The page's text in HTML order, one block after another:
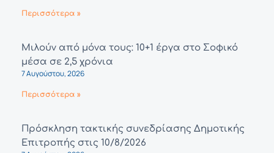
Περισσότερα »
Μιλούν από μόνα τους: 10+1 έργα στο Σοφικό
μέσα σε 2,5 χρόνια
7 Αυγούστου, 2026
Περισσότερα »
Πρόσκληση τακτικής συνεδρίασης Δημοτικής
Επιτροπής στις 10/8/2026